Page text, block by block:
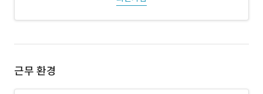
근무 환경